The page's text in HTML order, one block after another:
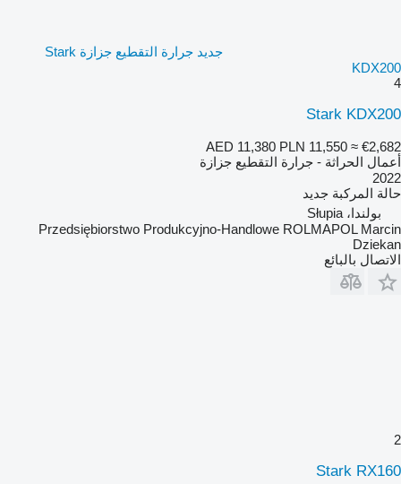
جديد جرارة التقطيع جزازة Stark
KDX200
4
Stark KDX200
AED 11,380 PLN 11,550 ≈ €2,682
أعمال الحراثة - جرارة التقطيع جزازة
2022
حالة المركبة جديد
بولندا، Słupia
Przedsiębiorstwo Produkcyjno-Handlowe ROLMAPOL Marcin
Dziekan
الاتصال بالبائع
2
Stark RX160